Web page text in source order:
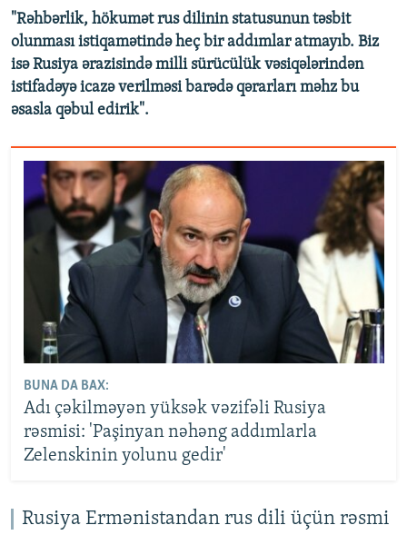
"Rəhbərlik, hökumət rus dilinin statusunun təsbit
olunması istiqamətində heç bir addımlar atmayıb. Biz
isə Rusiya ərazisində milli sürücülük vəsiqələrindən
istifadəyə icazə verilməsi barədə qərarları məhz bu
əsasla qəbul edirik".
BUNA DA BAX:
Adı çəkilməyən yüksək vəzifəli Rusiya
rəsmisi: 'Paşinyan nəhəng addımlarla
Zelenskinin yolunu gedir'
Rusiya Ermənistandan rus dili üçün rəsmi